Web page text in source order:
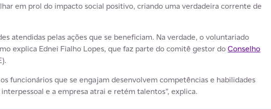
em prol do impacto social positivo, criando uma verdadeira corrente de
atendidas pelas ações que se beneficiam. Na verdade, o voluntariado
explica Ednei Fialho Lopes, que faz parte do comitê gestor doConselho
funcionários que se engajam desenvolvem competências e habilidades
e a empresa atrai e retém talentos”, explica.